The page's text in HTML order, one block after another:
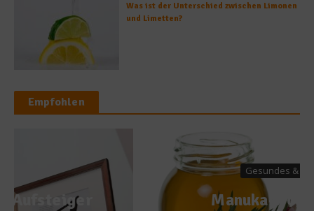
Was ist der Unterschied zwischen Limonen
und Limetten?
Empfohlen
Gesundes & Bio
Manuka-Honig aus